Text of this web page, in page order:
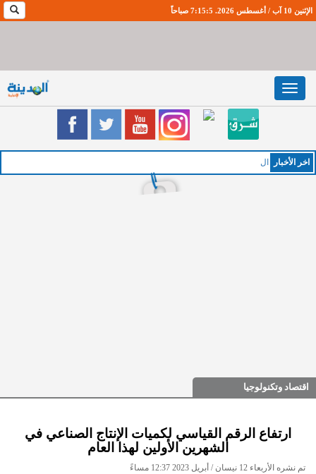
الإثنين 10 آب / أغسطس 2026. 7:15:6 صباحاً
Toggle
navigation
اخر اﻷخبار الخميس :
اقتصاد وتكنولوجيا
ارتفاع الرقم القياسي لكميات الإنتاج الصناعي في
الشهرين الأولين لهذا العام
تم نشره الأربعاء 12 نيسان / أبريل 2023 12:37 مساءً